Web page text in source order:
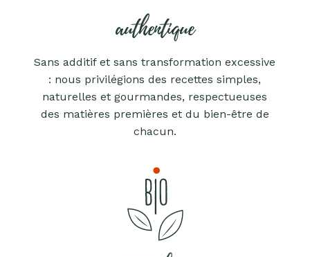
authentique
Sans additif et sans transformation excessive
: nous privilégions des recettes simples,
naturelles et gourmandes, respectueuses
des matières premières et du bien-être de
chacun.